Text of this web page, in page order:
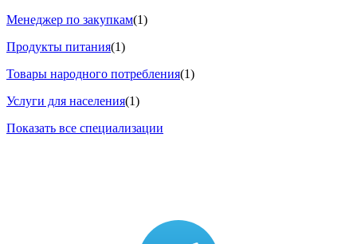
Менеджер по закупкам(1)
Продукты питания(1)
Товары народного потребления(1)
Услуги для населения(1)
Показать все специализации